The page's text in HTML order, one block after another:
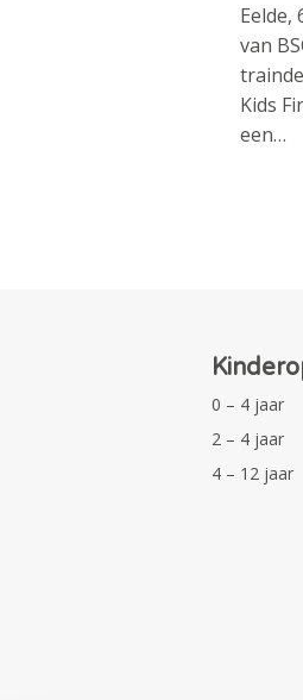
Eelde,
van
Kids
een…
0 – 4 jaar
2 – 4 jaar
4 – 12 jaar